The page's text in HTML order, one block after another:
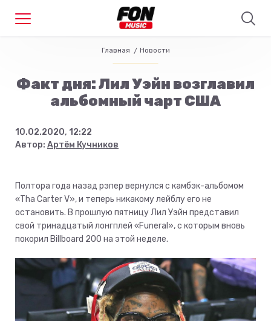
Главная Новости
Факт дня: Лил Уэйн возглавил
альбомный чарт США
10.02.2020, 12:22
Автор: Артём Кучников
Полтора года назад рэпер вернулся с камбэк-альбомом
«Tha Carter V», и теперь никакому лейблу его не
остановить. В прошлую пятницу Лил Уэйн представил
свой тринадцатый лонгплей «Funeral», с которым вновь
покорил Billboard 200 на этой неделе.